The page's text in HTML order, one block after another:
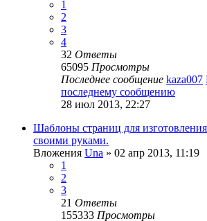
1
2
3
4
32 Ответы
65095 Просмотры
Последнее сообщение kaza007
последнему сообщению
28 июл 2013, 22:27
Шаблоны страниц для
своими руками.
Вложения Una » 02 апр 2013, 11:19
1
2
3
21 Ответы
155333 Просмотры